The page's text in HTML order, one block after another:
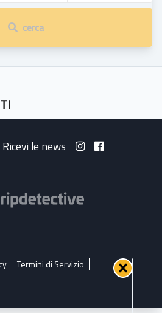
cerca
Ricevi le news
Termini di Servizio